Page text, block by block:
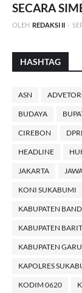
SECARA
OLEH REDAKSI II -
HASHTAG
ASN
BUDAYA
CIREBON
HEADLINE
JAKARTA
KONI SUKABUMI
KABUPATEN
KABUPATEN
KABUPATEN
KAPOLRES
KODIM 0620